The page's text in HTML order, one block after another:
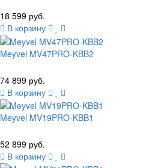
18 599 руб.
В корзину
Meyvel MV47PRO-KBB2
74 899 руб.
В корзину
Meyvel MV19PRO-KBB1
52 899 руб.
В корзину